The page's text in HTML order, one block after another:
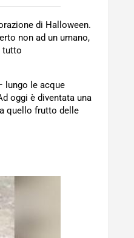
di Halloween.
non ad un umano,
tutto
lungo le acque
oggi è diventata una
quello frutto delle